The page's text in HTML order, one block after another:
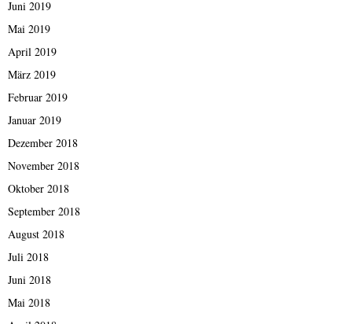
Juni 2019
Mai 2019
April 2019
März 2019
Februar 2019
Januar 2019
Dezember 2018
November 2018
Oktober 2018
September 2018
August 2018
Juli 2018
Juni 2018
Mai 2018